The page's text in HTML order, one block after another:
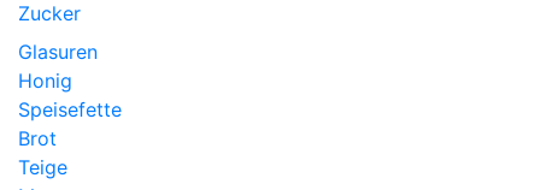
Zucker
Glasuren
Honig
Speisefette
Brot
Teige